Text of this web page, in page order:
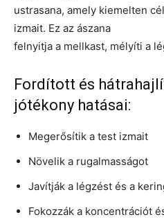
ustrasana, amely kiemelten
izmait. Ez az ászana
felnyitja a mellkast, mélyíti a
Fordított és
jótékony hatásai:
Megerősítik a test izmait
Növelik a rugalmasságot
Javítják a légzést és a
Fokozzák a koncentrációt